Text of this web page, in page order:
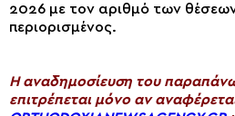
2026 με τον αριθμό των θέσεων
περιορισμένος.
H αναδημοσίευση του
επιτρέπεται μόνο αν